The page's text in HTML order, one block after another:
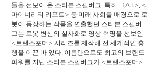
들을 선보여 온 스티븐 스필버그. 특히 〈A.I.>, <
마이너리티 리포트> 등 미래 사회를 배경으로 로
봇이 등장하는 작품을 연출했던 스티븐 스필버
그는 로봇 변신의 실사화로 영상 혁명을 선보인
<트랜스포머> 시리즈를 제작해 전 세계적인 흥
행을 이끈 바 있다. 이름만으로도 최고의 브랜드
파워를 지닌 스티븐 스필버그가 <트랜스포머>